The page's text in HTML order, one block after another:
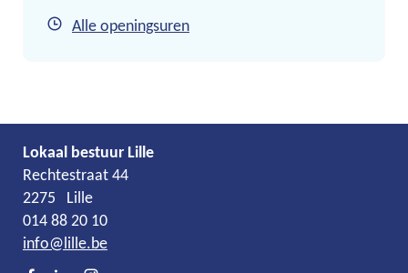
Alle openingsurenSecretariaat
Lokaal bestuur Lille
Adres
Rechtestraat 44
2275
Lille
Tel.
014 88 20 10
E-
mail
info@lille.be